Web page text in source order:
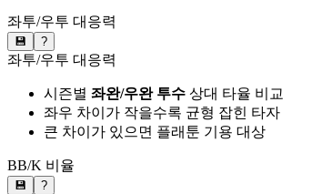
좌투/우투 대응력
💾 ?
좌투/우투 대응력
시즌별 좌완/우완 투수 상대 타율 비교
좌우 차이가 작을수록 균형 잡힌 타자
큰 차이가 있으면 플래툰 기용 대상
BB/K 비율
💾 ?